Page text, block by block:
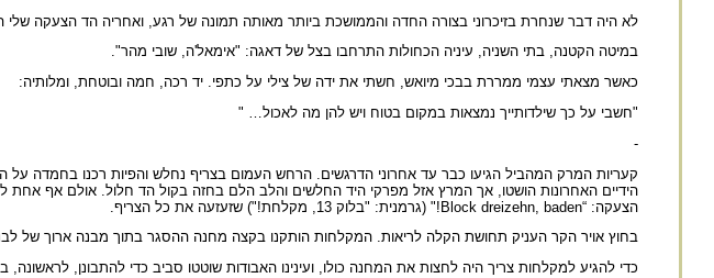
לא היה דבר שנחרת בזיכרוני בצורה החדה והממושכת ביותר מאותה תמונה של רגע, ואחריה הד הצעקה שלי
במיטה הקטנה, בתי השניה, עיניה הכחולות התרחבו בצל של דאגה: "אימאל'ה, שובי מהר".
כאשר מצאתי עצמי ממררת בבכי מיואש, חשתי את ידה של צילי על כתפי. יד רכה, חמה ובוטחת, ומלותיה:
"חשבי על כך שילדותייך נמצאות במקום בטוח ויש להן מה לאכול… "
-
קעריות המרק המהביל הגיעו כבר עד אחרוני הדרגשים. הרחש העמום בצריף נחלש והפיות רכנו בחמדה
הידיים האחרונות הושטו, אך המרץ אזל מפרקי היד החלשים והלב הלם בחזה בקול הד חלול. אולם אף
הצעקה: “Block dreizehn, baden!" (גרמנית: "בלוק 13, מקלחת!") שזעזעה את כל הצריף.
בחוץ אויר הקר העניק תחושת הקלה לריאות. המקלחות הותקנו בקצה מחנה ההסגר בתוך מבנה ארוך של
כדי להגיע למקלחות צריך היה לחצות את המחנה כולו, ועינינו האבודות שוטטו סביב כדי להתבונן, לראשונה,